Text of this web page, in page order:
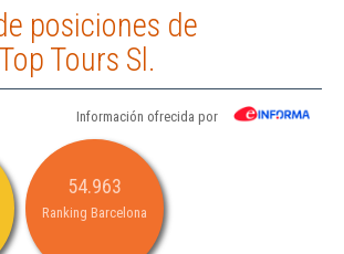
posiciones de
Tours Sl.
Información ofrecida por
54.963
Ranking Barcelona